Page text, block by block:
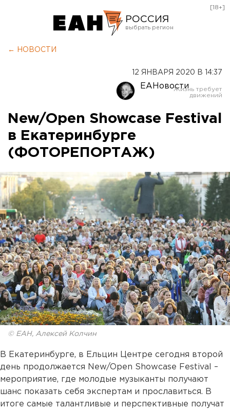
РОССИЯ
Оренбург
[18+]
← НОВОСТИ
12 ЯНВАРЯ 2020 В 14:37
ЕАНовости
New/Open Showcase Festival
в Екатеринбурге
(ФОТОРЕПОРТАЖ)
© ЕАН, Алексей Колчин
В Екатеринбурге, в Ельцин Центре сегодня второй
день продолжается New/Open Showcase Festival –
мероприятие, где молодые музыканты получают
шанс показать себя экспертам и прославиться. В
итоге самые талантливые и перспективные получат